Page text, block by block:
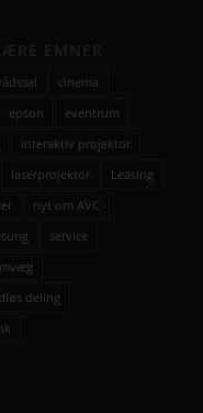
cinema
epson
eventrum
interaktiv projektor
laserprojektor
Leasing
nyt om AVC
service
deling